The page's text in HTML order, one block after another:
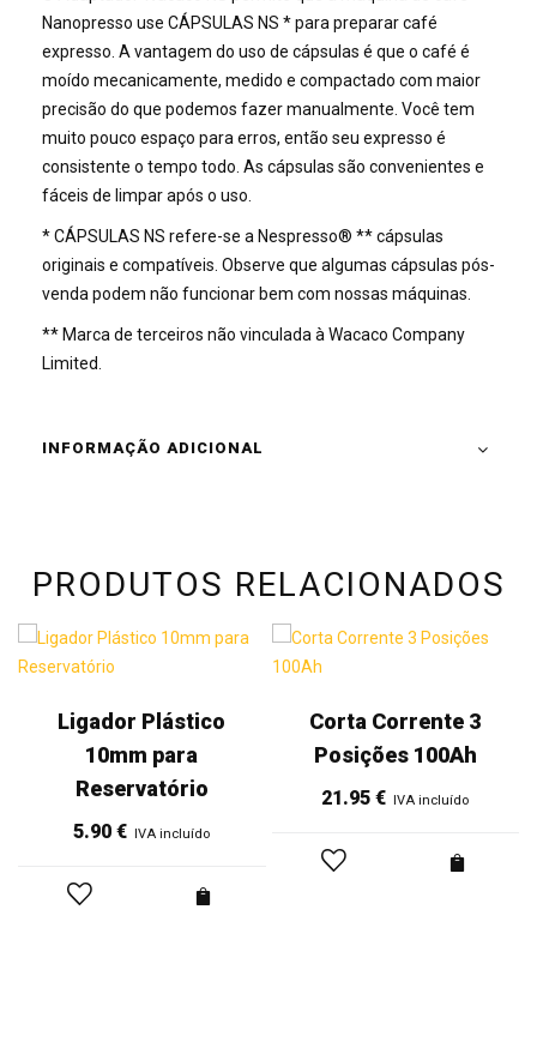
Nanopresso use CÁPSULAS NS * para preparar café
expresso. A vantagem do uso de cápsulas é que o café é
moído mecanicamente, medido e compactado com maior
precisão do que podemos fazer manualmente. Você tem
muito pouco espaço para erros, então seu expresso é
consistente o tempo todo. As cápsulas são convenientes e
fáceis de limpar após o uso.
* CÁPSULAS NS refere-se a Nespresso® ** cápsulas
originais e compatíveis. Observe que algumas cápsulas pós-
venda podem não funcionar bem com nossas máquinas.
** Marca de terceiros não vinculada à Wacaco Company
Limited.
INFORMAÇÃO ADICIONAL
PRODUTOS RELACIONADOS
Ligador Plástico
10mm para
Reservatório
5.90€ IVA incluído
Corta Corrente 3
Posições 100Ah
21.95€ IVA incluído